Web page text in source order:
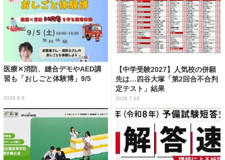
医療✕消防、縫合デモやAED講
習も「おしごと体験博」9/5
2026.8.6
【中学受験2027】人気校の併願
先は…四谷大塚「第2回合不合判
定テスト」結果
2026.7.16